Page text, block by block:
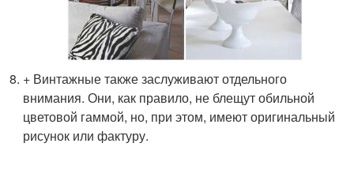
+ Винтажные также заслуживают отдельного
внимания. Они, как правило, не блещут обильной
цветовой гаммой, но, при этом, имеют оригинальный
рисунок или фактуру.